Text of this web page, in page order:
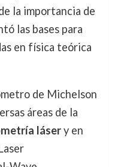
la importancia de
las bases para
en física teórica
de Michelson
áreas de la
lásery en